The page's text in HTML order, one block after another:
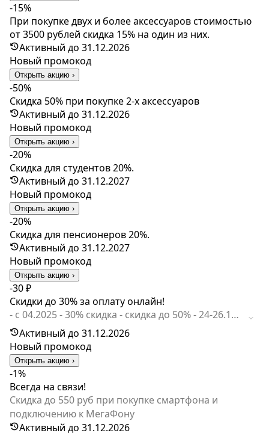
-15%
При покупке двух и более аксессуаров стоимостью
от 3500 рублей скидка 15% на один из них.
Активный до 31.12.2026
Новый промокод
Открыть акцию ›
-50%
Скидка 50% при покупке 2-х аксессуаров
Активный до 31.12.2026
Новый промокод
Открыть акцию ›
-20%
Скидка для студентов 20%.
Активный до 31.12.2027
Новый промокод
Открыть акцию ›
-20%
Скидка для пенсионеров 20%.
Активный до 31.12.2027
Новый промокод
Открыть акцию ›
-30 ₽
Скидки до 30% за оплату онлайн!
- с 04.2025 - 30% скидка - скидка до 50% - 24-26.11 -
скидка 18% - скидки до 10% при оплате онлайн
Активный до 31.12.2026
Новый промокод
Открыть акцию ›
-1%
Всегда на связи!
Скидка до 550 руб при покупке смартфона и
подключению к МегаФону
Активный до 31.12.2026